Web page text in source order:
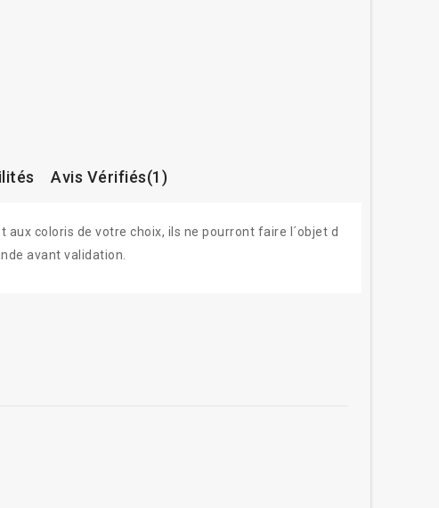
Avis Vérifiés(1)
aux coloris de votre choix, ils ne pourront faire l´objet d
avant validation.